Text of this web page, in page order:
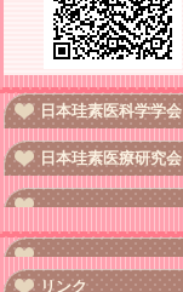
日本珪素医科学学会
日本珪素医療研究会
リンク